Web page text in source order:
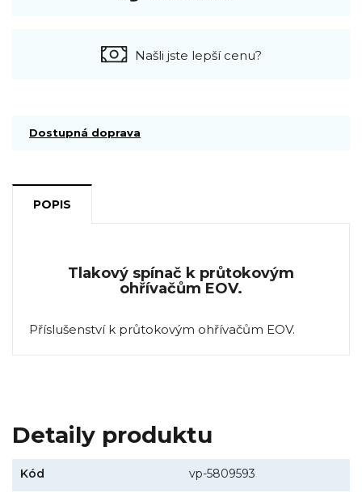
Našli jste lepší cenu?
Dostupná doprava
POPIS
Tlakový spínač k průtokovým
ohřívačům EOV.
Příslušenství k průtokovým ohřívačům EOV.
Detaily produktu
Kód vp-5809593